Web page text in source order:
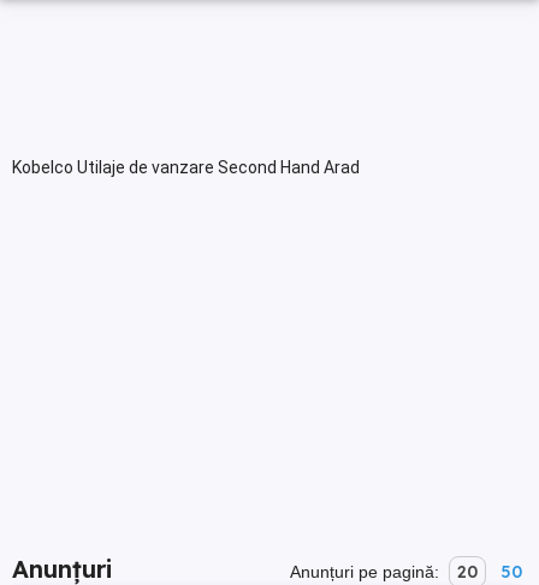
Kobelco Utilaje de vanzare Second Hand Arad
Anunțuri Anunțuri pe pagină: 20 50